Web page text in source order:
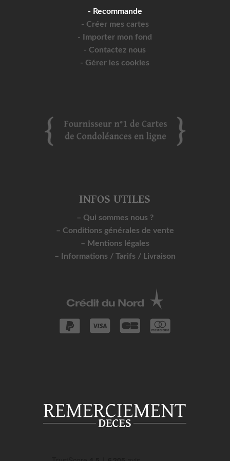
- Recommande
- Créer mes cartes
- Importer mon fond
- Contactez nous
- Gérer les cookies
INFOS UTILES
– Qui sommes nous ?
– Conditions générales de vente
– Mentions légales
– Informations / Tarifs / Livraison